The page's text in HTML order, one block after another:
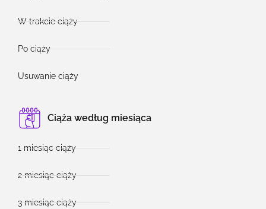
W trakcie ciąży
Po ciąży
Usuwanie ciąży
Ciąża według miesiąca
1 miesiąc ciąży
2 miesiąc ciąży
3 miesiąc ciąży